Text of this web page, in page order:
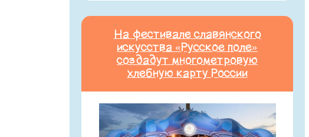
На фестивале славянского
искусства «Русское поле»
создадут многометровую
хлебную карту России